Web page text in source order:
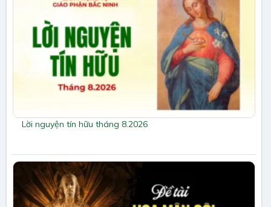
Lời nguyện tín hữu tháng 8.2026